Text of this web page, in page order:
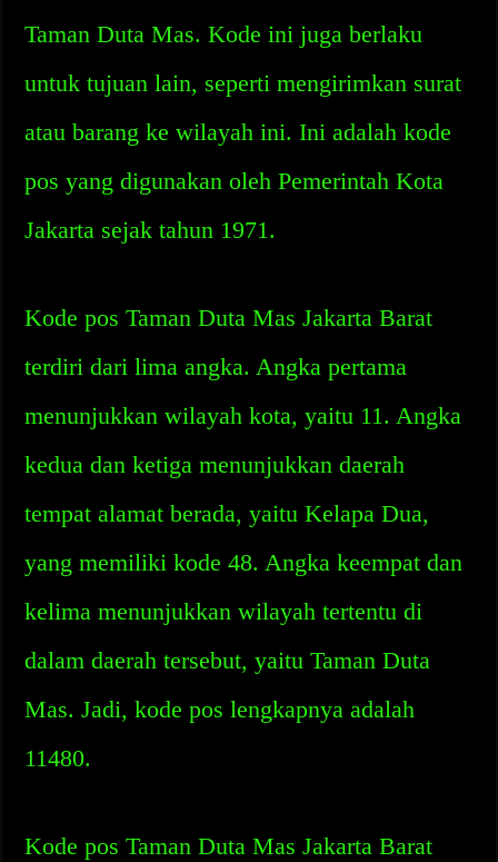
Taman Duta Mas. Kode ini juga berlaku
untuk tujuan lain, seperti mengirimkan surat
atau barang ke wilayah ini. Ini adalah kode
pos yang digunakan oleh Pemerintah Kota
Jakarta sejak tahun 1971.
Kode pos Taman Duta Mas Jakarta Barat
terdiri dari lima angka. Angka pertama
menunjukkan wilayah kota, yaitu 11. Angka
kedua dan ketiga menunjukkan daerah
tempat alamat berada, yaitu Kelapa Dua,
yang memiliki kode 48. Angka keempat dan
kelima menunjukkan wilayah tertentu di
dalam daerah tersebut, yaitu Taman Duta
Mas. Jadi, kode pos lengkapnya adalah
11480.
Kode pos Taman Duta Mas Jakarta Barat